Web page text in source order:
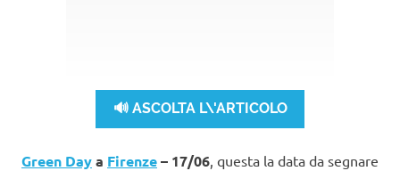
🔊 ASCOLTA L\'ARTICOLO
Green Daya Firenze– 17/06 , questa la data da segnare